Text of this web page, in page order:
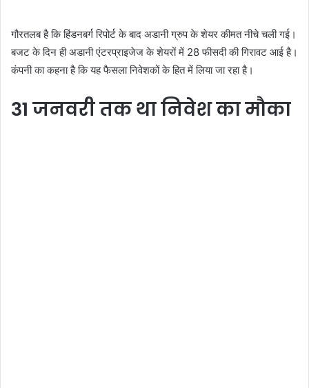
गौरतलब है कि हिंडनबर्ग रिपोर्ट के बाद अडानी ग्रुप के शेयर कीमत नीचे चली गई।
बजट के दिन ही अडानी एंटरप्राइजेज के शेयरों में 28 फीसदी की गिरावट आई है।
कंपनी का कहना है कि यह फैसला निवेशकों के हित में लिया जा रहा है।
31 जनवरी तक था निवेश का मौका